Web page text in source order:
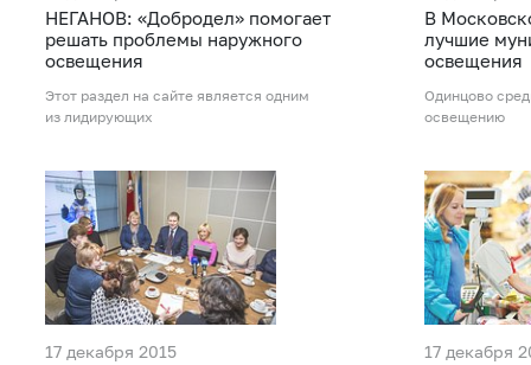
НЕГАНОВ: «Добродел» помогает
решать проблемы наружного
освещения
Этот раздел на сайте является одним
из лидирующих
В
лучшие
освещения
Одинцово
освещению
17 декабря 2015 17 декабря